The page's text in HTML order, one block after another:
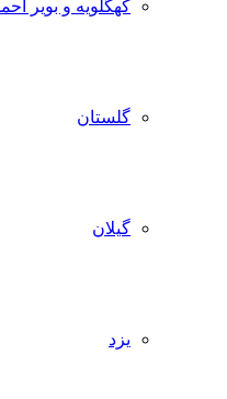
کهگلویه و بویر
گلستان
گیلان
یزد